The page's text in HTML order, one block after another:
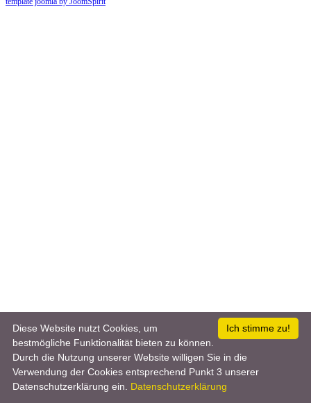
Ich stimme zu!
Diese Website nutzt Cookies, um
bestmögliche Funktionalität bieten zu können.
Durch die Nutzung unserer Website willigen Sie in die
Verwendung der Cookies entsprechend Punkt 3 unserer
Datenschutzerklärung ein. Datenschutzerklärung